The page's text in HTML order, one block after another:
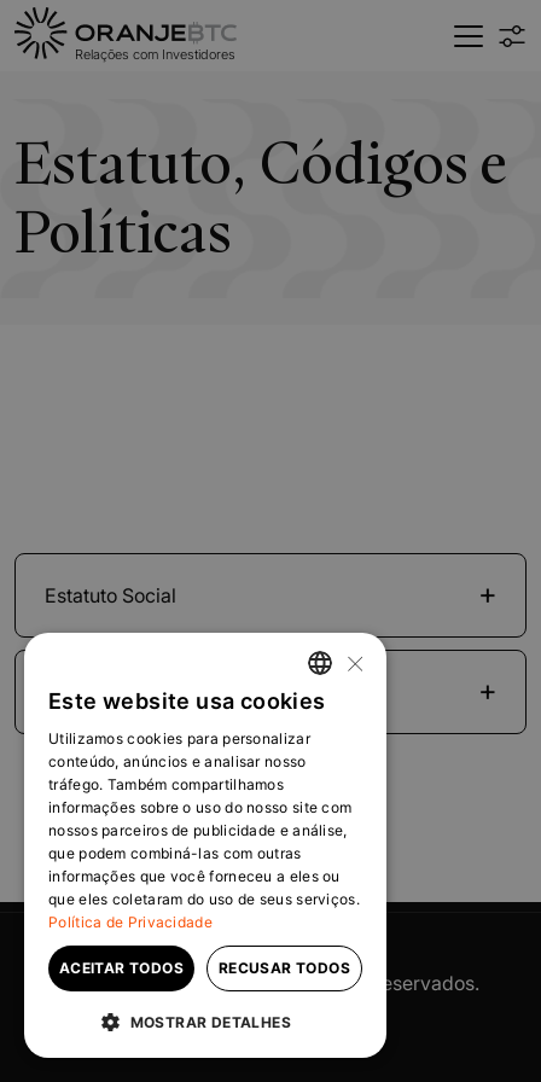
Relações com Investidores
Estatuto, Códigos e
Políticas
Estatuto Social
Políticas e Regimentos Internos
©2025 OranjeBTC. Todos Direitos Reservados.
PORTUGUESE
ENGLISH
×
Este website usa cookies
Utilizamos cookies para personalizar
conteúdo, anúncios e analisar nosso
tráfego. Também compartilhamos
informações sobre o uso do nosso site com
nossos parceiros de publicidade e análise,
que podem combiná-las com outras
informações que você forneceu a eles ou
que eles coletaram do uso de seus serviços.
Política de Privacidade
ACEITAR TODOS RECUSAR TODOS
MOSTRAR DETALHES